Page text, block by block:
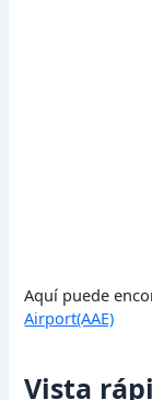
Aquí puede
Airport(AAE)
Vista